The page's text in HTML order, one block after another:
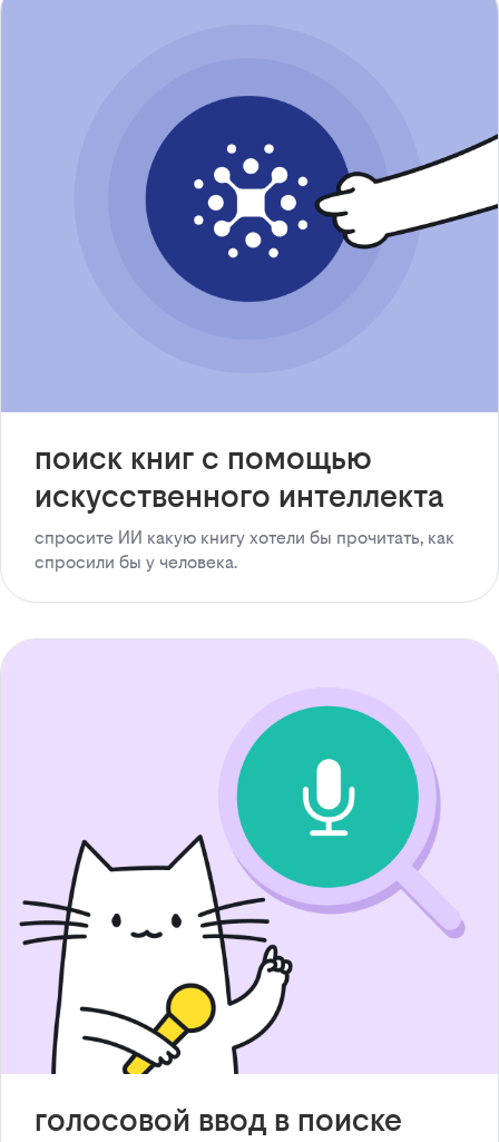
поиск книг с помощью
искусственного интеллекта
спросите ИИ какую книгу хотели бы прочитать, как
спросили бы у человека.
голосовой ввод в поиске